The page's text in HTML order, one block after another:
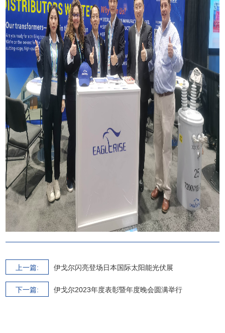
上一篇: 伊戈尔闪亮登场日本国际太阳能光伏展
下一篇: 伊戈尔2023年度表彰暨年度晚会圆满举行